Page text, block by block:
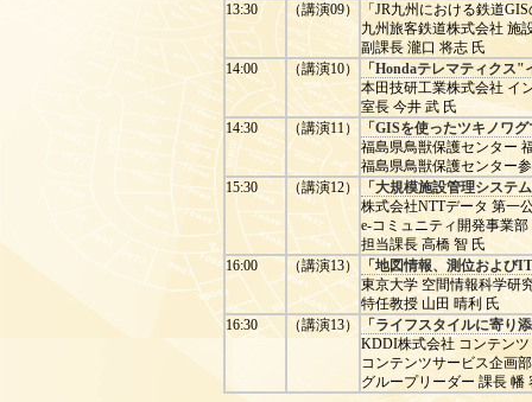
13:30
（講演09） 「JR九州における鉄道
九州旅客鉄道株式会社 施
副課長 瀧口 将志 氏
14:00
（講演10） 「Hondaテレマティクス
本田技研工業株式会社 イ
室長 今井 武 氏
14:30
（講演11）「GISを使ったツキノワ
福島県鳥獣保護センター
福島県鳥獣保護センター
15:30
（講演12） 「大規模施設管理システ
株式会社NTTデータ 第一
e-コミュニティ開発事業
担当課長 高橋 智 氏
16:00
（講演13）
「地図情報、測位および
東京大学 空間情報科学研
特任教授 山田 晴利 氏
16:30
（講演13）「ライフスタイルに寄り
KDDI株式会社 コンテン
コンテンツサービス企画
グループリーダー 課長 幡